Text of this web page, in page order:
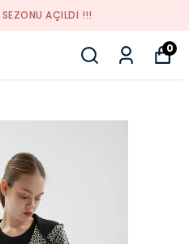
AÇILDI !!!
0